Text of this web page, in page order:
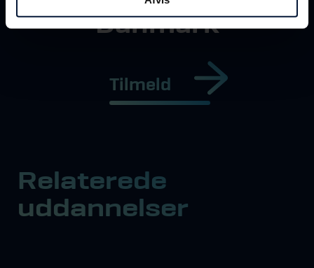
Danmark
Tilmeld
Relaterede
uddannelser